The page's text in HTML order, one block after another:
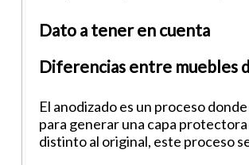
Dato a tener en cuenta
Diferencias entre muebles
El anodizado es un proceso
para generar una capa
distinto al original, este proceso